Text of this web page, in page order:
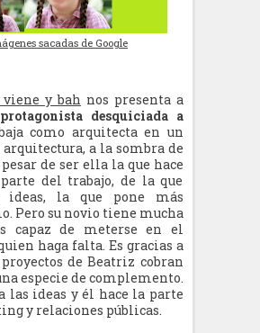
sacadas de Google
viene y bah nos presenta a
desquiciada a
como arquitecta en un
arquitectura, a la sombra de
de ser ella la que hace
del trabajo, de la que
ideas, la que pone más
Pero su novio tiene mucha
capaz de meterse en el
haga falta. Es gracias a
de Beatriz cobran
especie de complemento.
las ideas y él hace la parte
y relaciones públicas.